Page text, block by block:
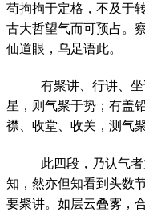
苟拘拘于定格，不及于
古大哲望气而可预占。
仙道眼，乌足语此。
有聚讲、行讲、
星，则气聚于势；有盖
襟、收堂、收关，测气聚
此四段，乃认气
知，然亦但知看到头数
要聚讲。如层云叠雾，